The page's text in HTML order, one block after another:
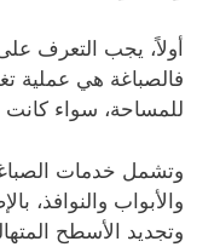
أولاً، يجب التعرف
فالصباغة هي عملية
للمساحة، سواء
وتشمل خدمات
والأبواب والنوافذ،
وتجديد الأسطح